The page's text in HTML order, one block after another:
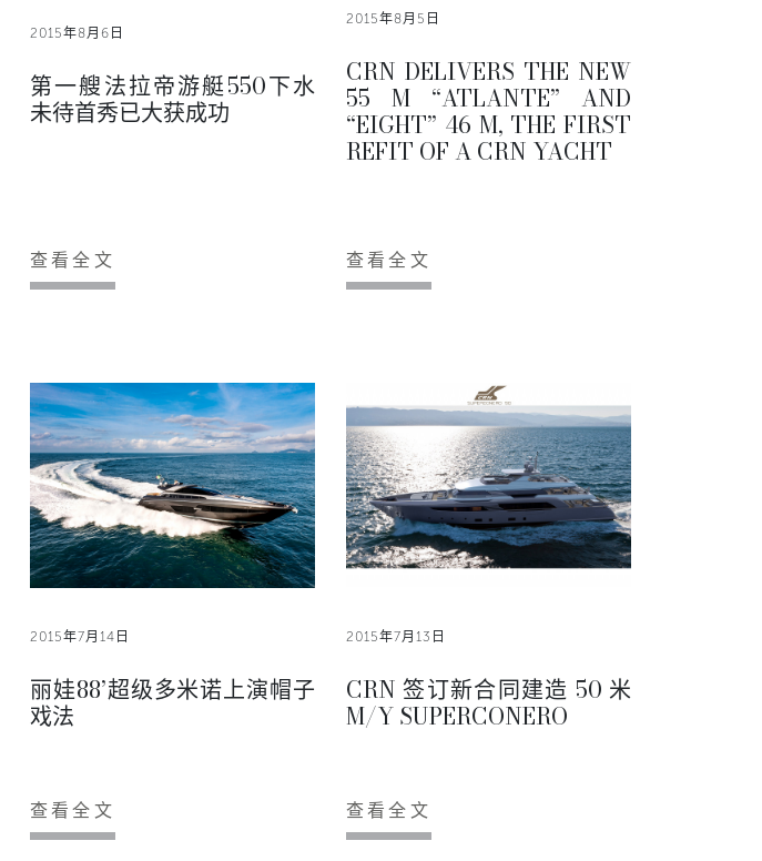
2015年8月6日
第一艘法拉帝游艇550下水
未待首秀已大获成功
查看全文
2015年8月5日
CRN DELIVERS THE NEW
55 M “ATLANTE” AND
“EIGHT” 46 M, THE FIRST
REFIT OF A CRN YACHT
查看全文
2015年7月14日
丽娃88’超级多米诺上演帽子
戏法
查看全文
2015年7月13日
CRN 签订新合同建造 50 米
M/Y SUPERCONERO
查看全文